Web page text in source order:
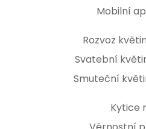
Mobilní
Rozvoz
Svatební
Smuteční
Kytice